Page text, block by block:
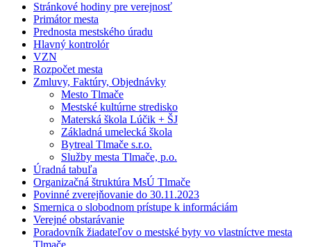
Stránkové hodiny pre verejnosť
Primátor mesta
Prednosta mestského úradu
Hlavný kontrolór
VZN
Rozpočet mesta
Zmluvy, Faktúry, Objednávky
Mesto Tlmače
Mestské kultúrne stredisko
Materská škola Lúčik + ŠJ
Základná umelecká škola
Bytreal Tlmače s.r.o.
Služby mesta Tlmače, p.o.
Úradná tabuľa
Organizačná štruktúra MsÚ Tlmače
Povinné zverejňovanie do 30.11.2023
Smernica o slobodnom prístupe k informáciám
Verejné obstarávanie
Poradovník žiadateľov o mestské byty vo vlastníctve mesta